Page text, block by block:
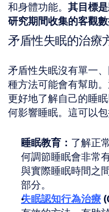
和身體功能。 其目標
研究期間收集的客觀數
矛盾性失眠的治療
矛盾性失眠沒有單一
種方法可能會有幫助
更好地了解自己的睡
何影響睡眠。這可以包
睡眠教育： 了解正
何調節睡眠會非常
與實際睡眠時間之
部分。
失眠認知行為治療